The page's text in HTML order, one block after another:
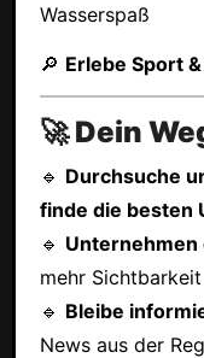
Wasserspaß
🔎 Erlebe Sport
🚀 Dein
🔹 Durchsuche
finde die besten
🔹 Unternehmen
mehr
🔹 Bleibe
News aus der